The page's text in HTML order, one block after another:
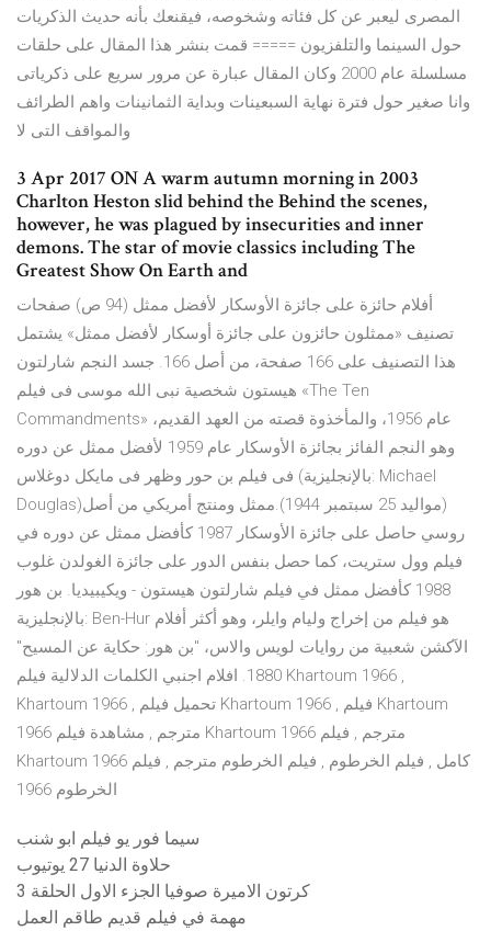
المصرى ليعبر عن كل فئاته وشخوصه، فيقنعك بأنه حديث الذكريات
حول السينما والتلفزيون ===== قمت بنشر هذا المقال على حلقات
مسلسلة عام 2000 وكان المقال عبارة عن مرور سريع على ذكرياتى
وانا صغير حول فترة نهاية السبعينات وبداية الثمانينات واهم الطرائف
والمواقف التى لا
3 Apr 2017 ON A warm autumn morning in 2003
Charlton Heston slid behind the Behind the scenes,
however, he was plagued by insecurities and inner
demons. The star of movie classics including The
Greatest Show On Earth and
أفلام حائزة على جائزة الأوسكار لأفضل ممثل‏ (94 ص) صفحات
تصنيف «ممثلون حائزون على جائزة أوسكار لأفضل ممثل» يشتمل
هذا التصنيف على 166 صفحة، من أصل 166. جسد النجم شارلتون
هيستون شخصية نبى الله موسى فى فيلم «The Ten
Commandments» عام 1956، والمأخذوة قصته من العهد القديم،
وهو النجم الفائز بجائزة الأوسكار عام 1959 لأفضل ممثل عن دوره
فى فيلم بن حور وظهر فى مايكل دوغلاس (بالإنجليزية: Michael
Douglas)‏ (مواليد 25 سبتمبر 1944).ممثل ومنتج أمريكي من أصل
روسي حاصل على جائزة الأوسكار 1987 كأفضل ممثل عن دوره في
فيلم وول ستريت، كما حصل بنفس الدور على جائزة الغولدن غلوب
1988 كأفضل ممثل في فيلم شارلتون هيستون - ويكيبيديا. بن هور
بالإنجليزية: Ben-Hur هو فيلم من إخراج وليام وايلر، وهو أكثر أفلام
الآكشن شعبية من روايات لويس والاس، "بن هور: حكاية عن المسيح"
1880. افلام اجنبي الكلمات الدلالية فيلم Khartoum 1966 ,
Khartoum 1966 , تحميل فيلم Khartoum 1966 , فيلم Khartoum
1966 مترجم , مشاهدة فيلم Khartoum 1966 مترجم , فيلم
Khartoum 1966 كامل , فيلم الخرطوم , فيلم الخرطوم مترجم , فيلم
الخرطوم 1966
سيما فور يو فيلم ابو شنب
حلاوة الدنيا 27 يوتيوب
كرتون الاميرة صوفيا الجزء الاول الحلقة 3
مهمة في فيلم قديم طاقم العمل